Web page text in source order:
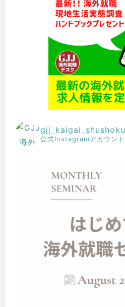
gjj_kaigai_shushoku
公式Instagramアカウント